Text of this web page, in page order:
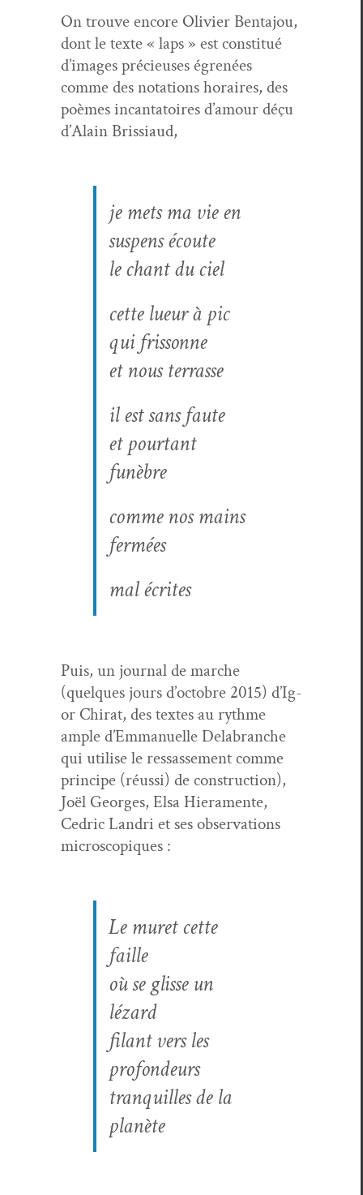
On trou­ve encore Olivi­er Ben­ta­jou,
dont le texte « laps » est con­sti­tué
d’im­ages pré­cieuses égrenées
comme des nota­tions horaires, des
poèmes incan­ta­toires d’amour déçu
d’Alain Brissiaud,
je mets ma vie en
sus­pens écoute
le chant du ciel
cette lueur à pic
qui frissonne
et nous terrasse
il est sans faute
et pourtant
funèbre
comme nos mains
fermées
mal écrites
Puis, un jour­nal de marche
(quelques jours d’oc­to­bre 2015) d’Ig­
or Chi­rat, des textes au rythme
ample d’Em­manuelle Delabranche
qui utilise le ressasse­ment comme
principe (réus­si) de con­struc­tion),
Joël Georges, Elsa Hiera­mente,
Cedric Lan­dri et ses obser­va­tions
microscopiques :
Le muret cette
faille
où se glisse un
lézard
filant vers les
profondeurs
tran­quilles de la
planète